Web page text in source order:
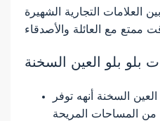
العلامات التجارية الشهيرة
ممتع مع العائلة والأصدقاء
بلو بلو العين السخنة
السخنة أنهه توفر
من المساحات المريحة